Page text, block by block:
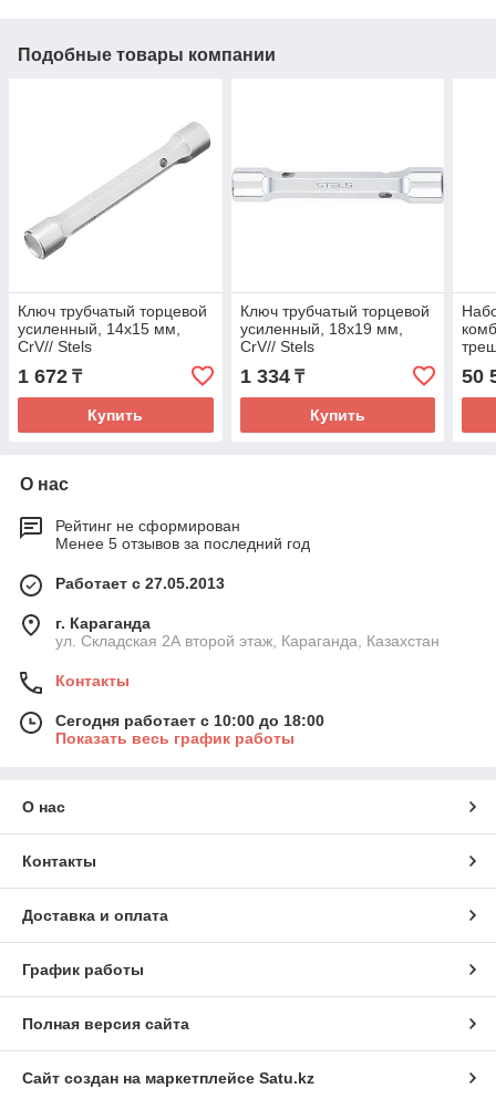
Подобные товары компании
Ключ трубчатый торцевой
усиленный, 14х15 мм,
CrV// Stels
1 672 ₸
Купить
Ключ трубчатый торцевой
усиленный, 18х19 мм,
CrV// Stels
1 334₸
Купить
50
О нас
Рейтинг не сформирован
Менее 5 отзывов за последний год
Работает с 27.05.2013
г. Караганда
ул. Складская 2А второй этаж, Караганда, Казахстан
Контакты
Сегодня работает с 10:00 до 18:00
Показать весь график работы
О нас
Контакты
Доставка и оплата
График работы
Полная версия сайта
Сайт создан на маркетплейсе Satu.kz